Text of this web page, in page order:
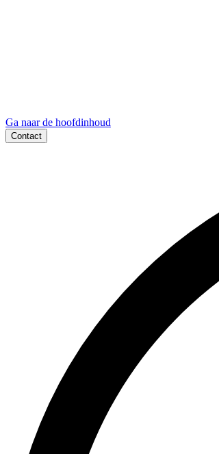
Ga naar de hoofdinhoud
Contact